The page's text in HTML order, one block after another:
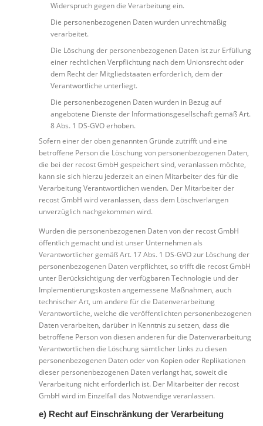
Widerspruch gegen die Verarbeitung ein.
Die personenbezogenen Daten wurden unrechtmäßig
verarbeitet.
Die Löschung der personenbezogenen Daten ist zur Erfüllung
einer rechtlichen Verpflichtung nach dem Unionsrecht oder
dem Recht der Mitgliedstaaten erforderlich, dem der
Verantwortliche unterliegt.
Die personenbezogenen Daten wurden in Bezug auf
angebotene Dienste der Informationsgesellschaft gemäß Art.
8 Abs. 1 DS-GVO erhoben.
Sofern einer der oben genannten Gründe zutrifft und eine
betroffene Person die Löschung von personenbezogenen Daten,
die bei der recost GmbH gespeichert sind, veranlassen möchte,
kann sie sich hierzu jederzeit an einen Mitarbeiter des für die
Verarbeitung Verantwortlichen wenden. Der Mitarbeiter der
recost GmbH wird veranlassen, dass dem Löschverlangen
unverzüglich nachgekommen wird.
Wurden die personenbezogenen Daten von der recost GmbH
öffentlich gemacht und ist unser Unternehmen als
Verantwortlicher gemäß Art. 17 Abs. 1 DS-GVO zur Löschung der
personenbezogenen Daten verpflichtet, so trifft die recost GmbH
unter Berücksichtigung der verfügbaren Technologie und der
Implementierungskosten angemessene Maßnahmen, auch
technischer Art, um andere für die Datenverarbeitung
Verantwortliche, welche die veröffentlichten personenbezogenen
Daten verarbeiten, darüber in Kenntnis zu setzen, dass die
betroffene Person von diesen anderen für die Datenverarbeitung
Verantwortlichen die Löschung sämtlicher Links zu diesen
personenbezogenen Daten oder von Kopien oder Replikationen
dieser personenbezogenen Daten verlangt hat, soweit die
Verarbeitung nicht erforderlich ist. Der Mitarbeiter der recost
GmbH wird im Einzelfall das Notwendige veranlassen.
e) Recht auf Einschränkung der Verarbeitung